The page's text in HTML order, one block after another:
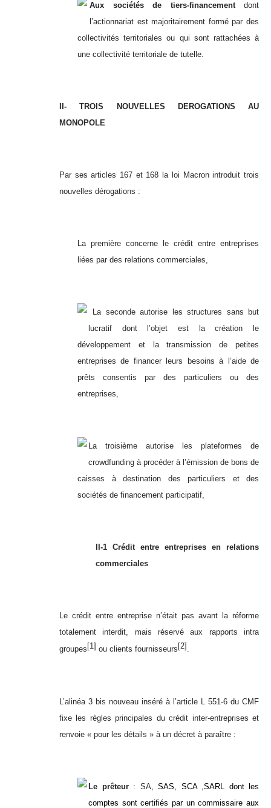
Aux sociétés de tiers-financementdont
l’actionnariat est majoritairement formé par des
collectivités territoriales ou qui sont rattachées à
une collectivité territoriale de tutelle.
II-
TROIS NOUVELLES DEROGATIONS AU
MONOPOLE
Par ses articles 167 et 168 la loi Macron introduit trois
nouvelles dérogations :
La première concerne le crédit entre entreprises
liées par des relations commerciales,
La seconde autorise les structures sans but
lucratif dont l’objet est la création le
développement et la transmission de petites
entreprises de financer leurs besoins à l’aide de
prêts consentis par des particuliers ou des
entreprises,
La troisième autorise les plateformes de
crowdfunding à procéder à l’émission de bons de
caisses à destination des particuliers et des
sociétés de financement participatif,
II-1 Crédit entre entreprises en relations
commerciales
Le crédit entre entreprise n’était pas avant la réforme
totalement interdit, mais réservé aux rapports intra
groupes [1] ou clients fournisseurs [2] .
L’alinéa 3 bis nouveau inséré à l’article L 551-6 du CMF
fixe les règles principales du crédit inter-entreprises et
renvoie « pour les détails » à un décret à paraître :
Le prêteur : SA , SAS, SCA ,SARL dont les
comptes sont certifiés par un commissaire aux